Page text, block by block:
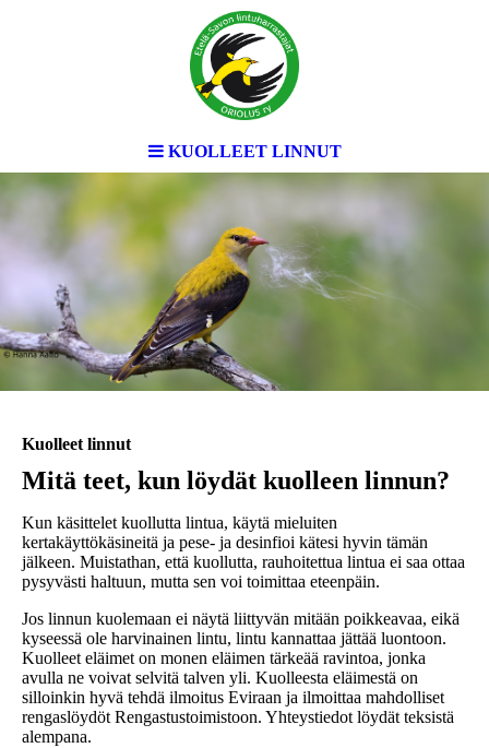
KUOLLEET LINNUT
Kuolleet linnut
Mitä teet, kun löydät kuolleen linnun?
Kun käsittelet kuollutta lintua, käytä mieluiten
kertakäyttökäsineitä ja pese- ja desinfioi kätesi hyvin tämän
jälkeen. Muistathan, että kuollutta, rauhoitettua lintua ei saa ottaa
pysyvästi haltuun, mutta sen voi toimittaa eteenpäin.
Jos linnun kuolemaan ei näytä liittyvän mitään poikkeavaa, eikä
kyseessä ole harvinainen lintu, lintu kannattaa jättää luontoon.
Kuolleet eläimet on monen eläimen tärkeää ravintoa, jonka
avulla ne voivat selvitä talven yli. Kuolleesta eläimestä on
silloinkin hyvä tehdä ilmoitus Eviraan ja ilmoittaa mahdolliset
rengaslöydöt Rengastustoimistoon. Yhteystiedot löydät teksistä
alempana.